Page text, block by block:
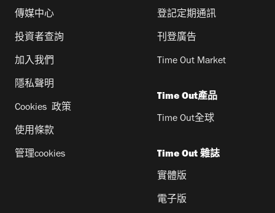
傳媒中心
投資者查詢
加入我們
隱私聲明
Cookies 政策
使用條款
管理cookies
登記定期通訊
刊登廣告
Time Out Market
Time Out產品
Time Out全球
Time Out 雜誌
實體版
電子版